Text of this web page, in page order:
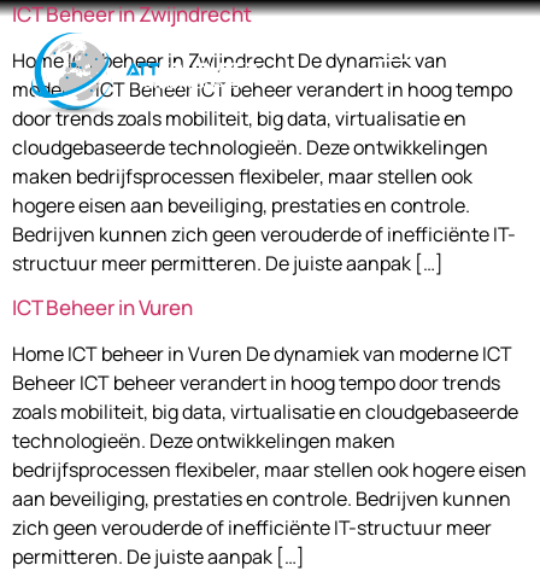
ICT Beheer in Zwijndrecht
Home ICT beheer in Zwijndrecht De dynamiek van
moderne ICT Beheer ICT beheer verandert in hoog tempo
door trends zoals mobiliteit, big data, virtualisatie en
cloudgebaseerde technologieën. Deze ontwikkelingen
maken bedrijfsprocessen flexibeler, maar stellen ook
hogere eisen aan beveiliging, prestaties en controle.
Bedrijven kunnen zich geen verouderde of inefficiënte IT-
structuur meer permitteren. De juiste aanpak […]
ICT Beheer in Vuren
Home ICT beheer in Vuren De dynamiek van moderne ICT
Beheer ICT beheer verandert in hoog tempo door trends
zoals mobiliteit, big data, virtualisatie en cloudgebaseerde
technologieën. Deze ontwikkelingen maken
bedrijfsprocessen flexibeler, maar stellen ook hogere eisen
aan beveiliging, prestaties en controle. Bedrijven kunnen
zich geen verouderde of inefficiënte IT-structuur meer
permitteren. De juiste aanpak […]